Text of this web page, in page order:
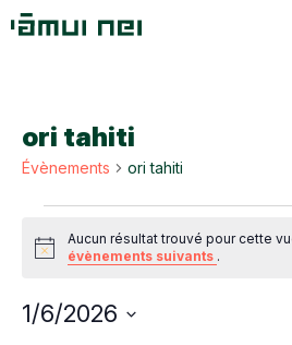
ori tahiti
Évènements ori tahiti
Notice
Aucun résultat trouvé pour cette
évènements suivants .
1/6/2026